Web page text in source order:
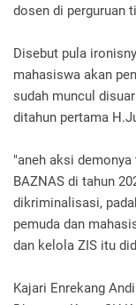
dosen di perguruan
Disebut pula
mahasiswa akan
sudah muncul
ditahun pertama
"aneh aksi
BAZNAS di tahun
dikriminalisasi,
pemuda dan
dan kelola ZIS itu
Kajari Enrekang